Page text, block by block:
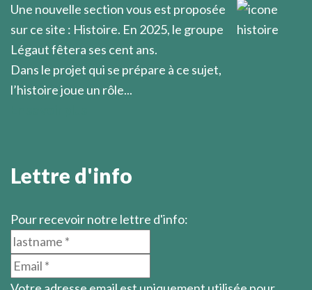
Une nouvelle section vous est proposée
sur ce site : Histoire. En 2025, le groupe
Légaut fêtera ses cent ans.
Dans le projet qui se prépare à ce sujet,
l’histoire joue un rôle...
Lettre d'info
Pour recevoir notre lettre d'info: